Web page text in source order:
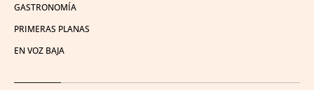
GASTRONOMÍA
PRIMERAS PLANAS
EN VOZ BAJA